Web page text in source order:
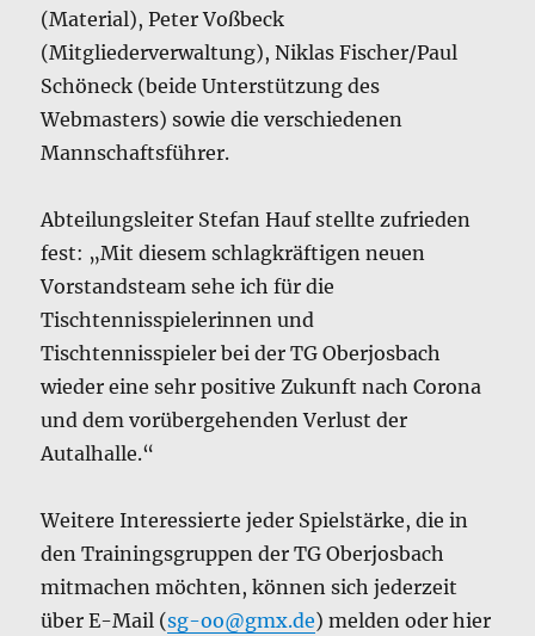
(Material), Peter Voßbeck
(Mitgliederverwaltung), Niklas Fischer/Paul
Schöneck (beide Unterstützung des
Webmasters) sowie die verschiedenen
Mannschaftsführer.
Abteilungsleiter Stefan Hauf stellte zufrieden
fest: „Mit diesem schlagkräftigen neuen
Vorstandsteam sehe ich für die
Tischtennisspielerinnen und
Tischtennisspieler bei der TG Oberjosbach
wieder eine sehr positive Zukunft nach Corona
und dem vorübergehenden Verlust der
Autalhalle.“
Weitere Interessierte jeder Spielstärke, die in
den Trainingsgruppen der TG Oberjosbach
mitmachen möchten, können sich jederzeit
über E-Mail (sg-oo@gmx.de) melden oder hier